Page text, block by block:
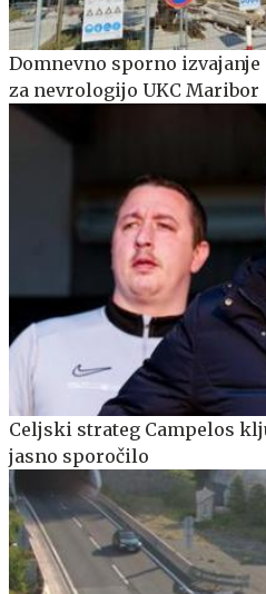
Domnevno sporno
za nevrologijo UKC Maribor
Celjski strateg Campelos
jasno sporočilo